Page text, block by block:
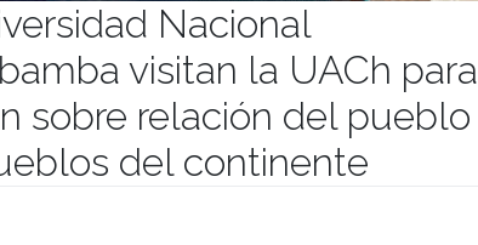
Nacional
visitan la UACh para
sobre relación del pueblo
del continente